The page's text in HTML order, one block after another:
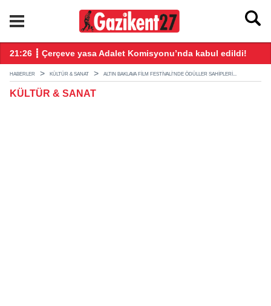
21:26 ┋ Çerçeve yasa Adalet Komisyonu’nda kabul edildi!
HABERLER KÜLTÜR & SANAT ALTIN BAKLAVA FILM FESTIVALI’NDE ÖDÜLLER SAHIPLERI...
KÜLTÜR & SANAT